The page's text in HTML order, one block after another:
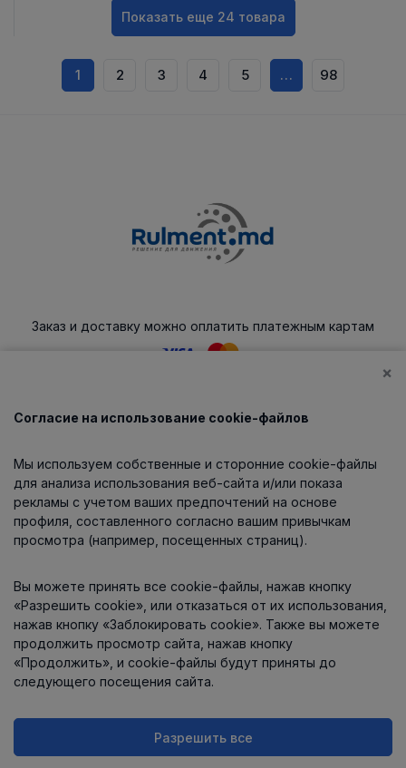
Показать еще 24 товара
1 2 3 4 5 … 98
Заказ и доставку можно оплатить платежным картам
Каталог
О компании
Информация
Контакты
Интернет-магазин работает
×
Согласие на использование cookie-файлов
Мы используем собственные и сторонние cookie-файлы
для анализа использования веб-сайта и/или показа
рекламы с учетом ваших предпочтений на основе
профиля, составленного согласно вашим привычкам
просмотра (например, посещенных страниц).
Вы можете принять все cookie-файлы, нажав кнопку
«Разрешить cookie», или отказаться от их использования,
нажав кнопку «Заблокировать cookie». Также вы можете
продолжить просмотр сайта, нажав кнопку
«Продолжить», и cookie-файлы будут приняты до
следующего посещения сайта.
Разрешить все